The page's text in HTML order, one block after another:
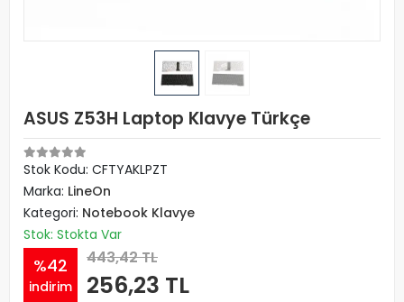
ASUS Z53H Laptop Klavye Türkçe
Stok Kodu: CFTYAKLPZT
Marka: LineOn
Kategori: Notebook Klavye
Stok: Stokta Var
%42
indirim
443,42 TL
256,23 TL